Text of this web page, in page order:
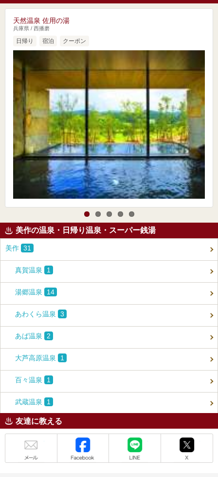
天然温泉 佐用の湯
兵庫県 / 西播磨
日帰り 宿泊 クーポン
美作の温泉・日帰り温泉・スーパー銭湯
美作 31
真賀温泉 1
湯郷温泉 14
あわくら温泉 3
あば温泉 2
大芦高原温泉 1
百々温泉 1
武蔵温泉 1
友達に教える